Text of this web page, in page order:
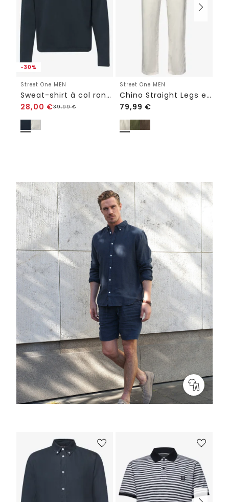
-30%
Street One MEN
Sweat-shirt à col rond de qualité douce
28,00 €39,99€
Street One MEN
Chino Straight Legs en lin
79,99 €